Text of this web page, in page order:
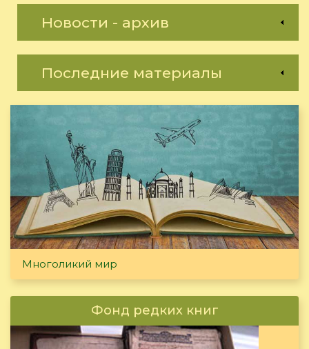
Новости - архив
Последние материалы
Многоликий мир
Фонд редких книг